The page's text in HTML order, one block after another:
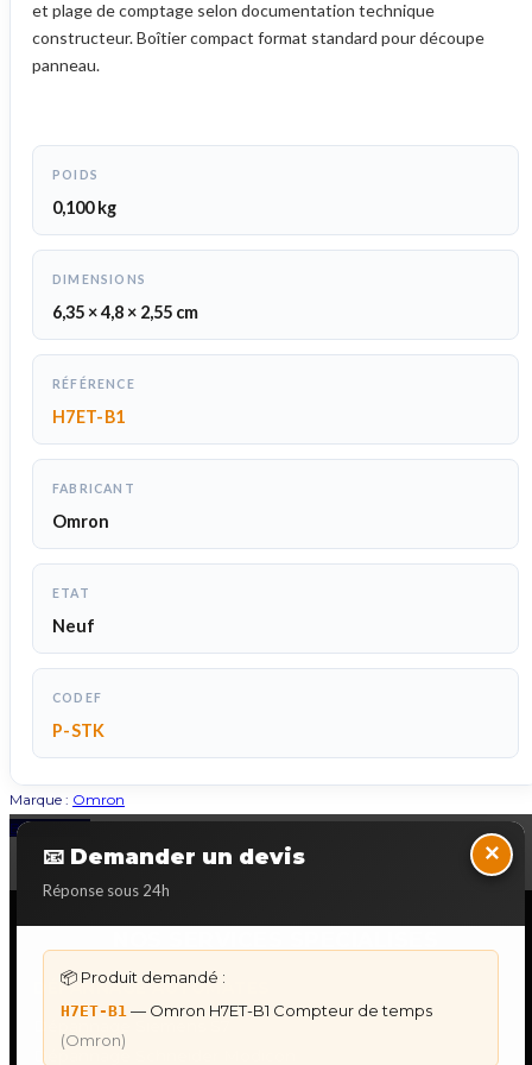
et plage de comptage selon documentation technique
constructeur. Boîtier compact format standard pour découpe
panneau.
POIDS
0,100 kg
DIMENSIONS
6,35 × 4,8 × 2,55 cm
RÉFÉRENCE
H7ET-B1
FABRICANT
Omron
ETAT
Neuf
CODEF
P-STK
Marque : Omron
📧 Demander un devis
Réponse sous 24h
×
📦 Produit demandé :
H7ET-B1 — Omron H7ET-B1 Compteur de temps
(Omron)
Back to Top
DÉPANNAGE AUTOMATES
Dépannage Schneider Modicon